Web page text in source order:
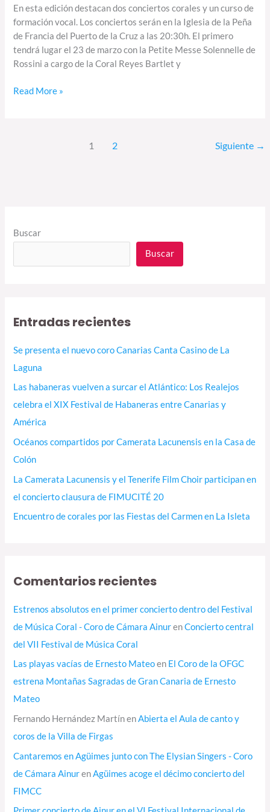
En esta edición destacan dos conciertos corales y un curso de
formación vocal. Los conciertos serán en la Iglesia de la Peña
de Francia del Puerto de la Cruz a las 20:30h. El primero
tendrá lugar el 23 de marzo con la Petite Messe Solennelle de
Rossini a cargo de la Coral Reyes Bartlet y
Read More »
1 2 Siguiente →
Buscar
Buscar
Entradas recientes
Se presenta el nuevo coro Canarias Canta Casino de La
Laguna
Las habaneras vuelven a surcar el Atlántico: Los Realejos
celebra el XIX Festival de Habaneras entre Canarias y
América
Océanos compartidos por Camerata Lacunensis en la Casa de
Colón
La Camerata Lacunensis y el Tenerife Film Choir participan en
el concierto clausura de FIMUCITÉ 20
Encuentro de corales por las Fiestas del Carmen en La Isleta
Comentarios recientes
Estrenos absolutos en el primer concierto dentro del Festival
de Música Coral - Coro de Cámara AinurenConcierto central
del VII Festival de Música Coral
Las playas vacías de Ernesto Mateoen El Coro de la OFGC
estrena Montañas Sagradas de Gran Canaria de Ernesto
Mateo
Fernando Hernández MartínenAbierta el Aula de canto y
coros de la Villa de Firgas
Cantaremos en Agüimes junto con The Elysian Singers - Coro
de Cámara AinurenAgüimes acoge el décimo concierto del
FIMCC